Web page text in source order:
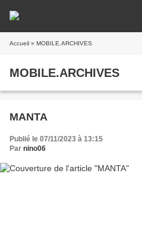
Accueil » MOBILE.ARCHIVES
MOBILE.ARCHIVES
MANTA
Publié le 07/11/2023 à 13:15
Par nino06